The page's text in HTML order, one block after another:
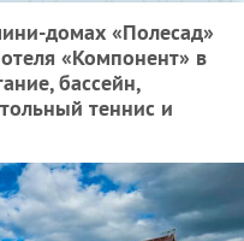
домах «Полесад»
«Компонент» в
бассейн,
теннис и